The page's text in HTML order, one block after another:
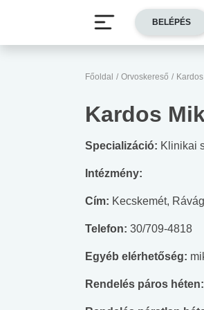
Főoldal / Orvoskereső /
Kardos
Specializáció: Klinikai
Intézmény:
Cím: Kecskemét,
Telefon: 30/709-4818
Egyéb elérhetőség:
Rendelés páros héten:
BELÉPÉS